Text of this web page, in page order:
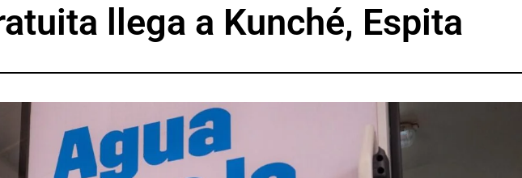
llega a Kunché, Espita